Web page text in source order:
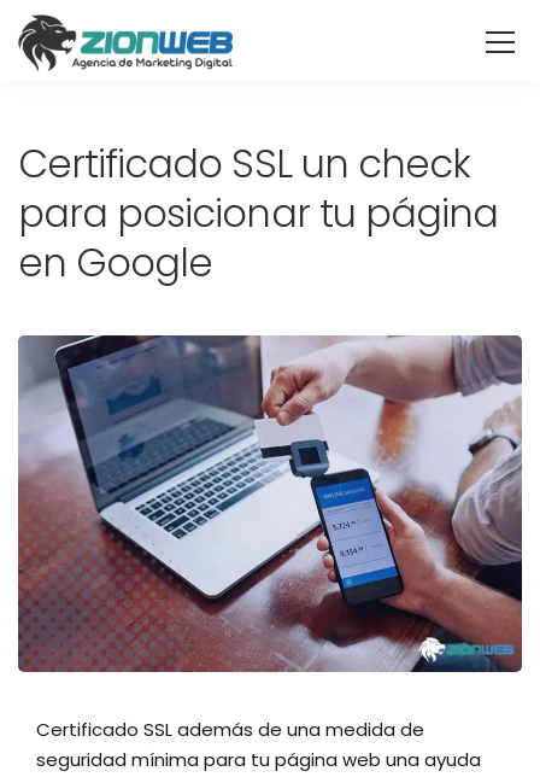
Certificado SSL un check
para posicionar tu página
en Google
Certificado SSL además de una medida de
seguridad mínima para tu página web una ayuda